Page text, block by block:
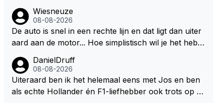
Wiesneuze
08-08-2026
De auto is snel in een rechte lijn en dat ligt dan uiter
aard aan de motor... Hoe simplistisch wil je het hebb
rstand ontzettend belangrijk. Heeft Red Bull bochtgri
p opgegeven voor topsnelheid? Dat is iets wat vaker
gebeurd is, zeker met Verstappen aan bet stuur.
DanielDruff
08-08-2026
Uiteraard ben ik het helemaal eens met Jos en ben
als echte Hollander én F1-liefhebber ook trots op de